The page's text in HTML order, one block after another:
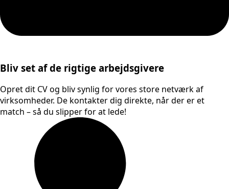
Bliv set af de rigtige arbejdsgivere
Opret dit CV og bliv synlig for vores store netværk af
virksomheder. De kontakter dig direkte, når der er et
match – så du slipper for at lede!